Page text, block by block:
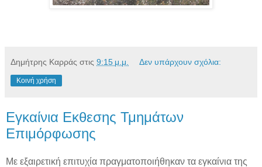
Δημήτρης Καρράς στις 9:15 μ.μ. Δεν υπάρχουν σχόλια:
Κοινή χρήση
Eγκαίνια Εκθεσης Τμημάτων
Επιμόρφωσης
Mε εξαιρετική επιτυχία πραγματοποιήθηκαν τα εγκαίνια της